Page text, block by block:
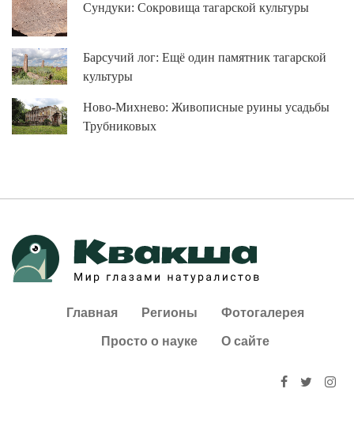
Сундуки: Сокровища тагарской культуры
Барсучий лог: Ещё один памятник тагарской
культуры
Ново-Михнево: Живописные руины усадьбы
Трубниковых
Главная Регионы Фотогалерея
Просто о науке О сайте